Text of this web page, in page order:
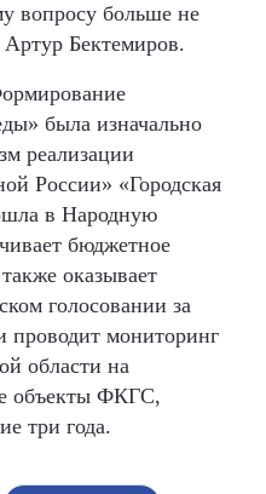
вопросу больше не
Бектемиров.
была изначально
реализации
России» «Городская
в Народную
бюджетное
оказывает
голосовании за
проводит мониторинг
области на
объекты ФКГС,
три года.